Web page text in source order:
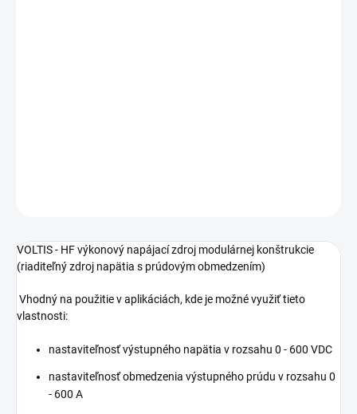
VOLTIS - HF výkonový napájací zdroj modulárnej konštrukcie
(riaditeľný zdroj napätia s prúdovým obmedzením)
Vhodný na použitie v aplikáciách, kde je možné využiť tieto
vlastnosti:
nastaviteľnosť výstupného napätia v rozsahu 0 - 600 VDC
nastaviteľnosť obmedzenia výstupného prúdu v rozsahu 0
- 600 A